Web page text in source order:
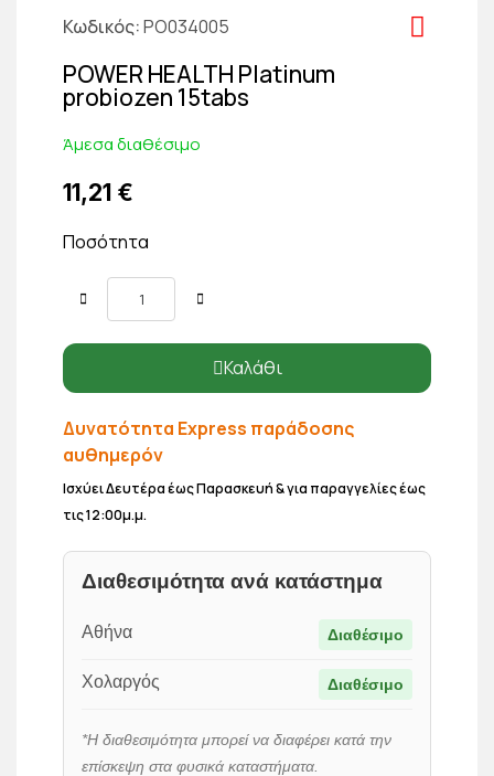
Κωδικός PO034005
POWER HEALTH Platinum
probiozen 15tabs
Άμεσα διαθέσιμο
11,21 €
Ποσότητα
Καλάθι
Δυνατότητα Express παράδοσης
αυθημερόν
Ισχύει Δευτέρα έως Παρασκευή & για παραγγελίες έως
τις 12:00μ.μ.
Διαθεσιμότητα ανά κατάστημα
Αθήνα Διαθέσιμο
Χολαργός Διαθέσιμο
*Η διαθεσιμότητα μπορεί να διαφέρει κατά την
επίσκεψη στα φυσικά καταστήματα.